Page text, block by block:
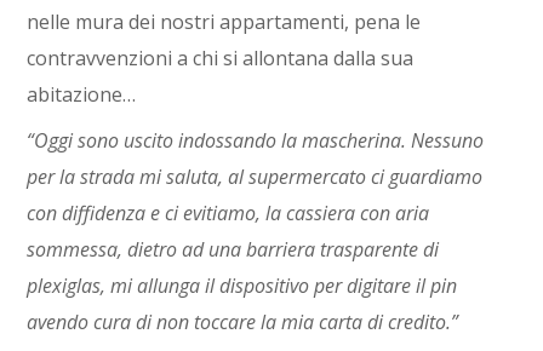
nelle mura dei nostri appartamenti, pena le
contravvenzioni a chi si allontana dalla sua
abitazione…
“Oggi sono uscito indossando la mascherina. Nessuno
per la strada mi saluta, al supermercato ci guardiamo
con diffidenza e ci evitiamo, la cassiera con aria
sommessa, dietro ad una barriera trasparente di
plexiglas, mi allunga il dispositivo per digitare il pin
avendo cura di non toccare la mia carta di credito.”